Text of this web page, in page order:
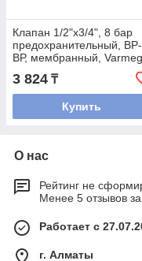
Клапан 1/2"х3/4", 8 бар
предохранительный, ВР-
ВР, мембранный,
3 824 ₸
Купить
О нас
Рейтинг не
Менее 5 отзывов
Работает с
г. Алматы